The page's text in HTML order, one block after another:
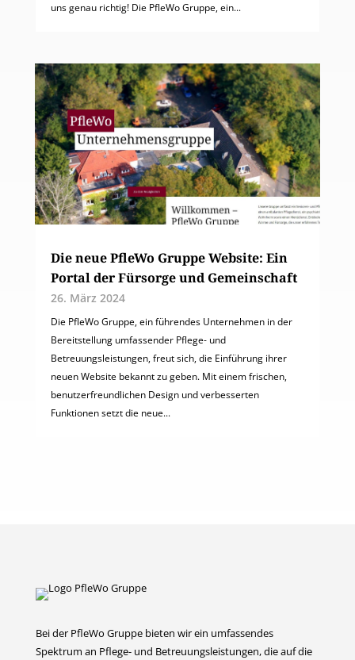
uns genau richtig! Die PfleWo Gruppe, ein...
Die neue PfleWo Gruppe Website: Ein
Portal der Fürsorge und Gemeinschaft
26. März 2024
Die PfleWo Gruppe, ein führendes Unternehmen in der
Bereitstellung umfassender Pflege- und
Betreuungsleistungen, freut sich, die Einführung ihrer
neuen Website bekannt zu geben. Mit einem frischen,
benutzerfreundlichen Design und verbesserten
Funktionen setzt die neue...
Bei der PfleWo Gruppe bieten wir ein umfassendes
Spektrum an Pflege- und Betreuungsleistungen, die auf die